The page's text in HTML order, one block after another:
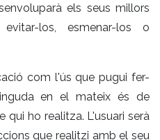
els seus millors
los, esmenar-los o
com l'ús que pugui fer-
en el mateix és de
qui ho realitza. L'usuari serà
que realitzi amb el seu